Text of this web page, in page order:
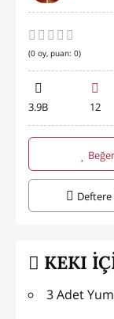
(0 oy, puan: 0)
3.9B 12
Deftere
KEKI
3 Adet